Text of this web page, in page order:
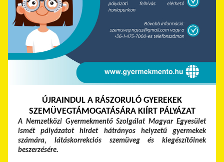
ÚJRAINDUL A RÁSZORULÓ GYEREKEK
SZEMÜVEGTÁMOGATÁSÁRA KIÍRT PÁLYÁZAT
A Nemzetközi Gyermekmentő Szolgálat Magyar Egyesület
ismét pályázatot hirdet hátrányos helyzetű gyermekek
számára, látáskorrekciós szemüveg és kiegészítőinek
beszerzésére.